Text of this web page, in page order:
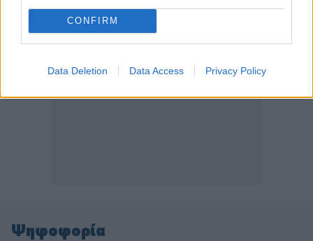
CONFIRM
Data Deletion Data Access Privacy Policy
Ψηφοφορία